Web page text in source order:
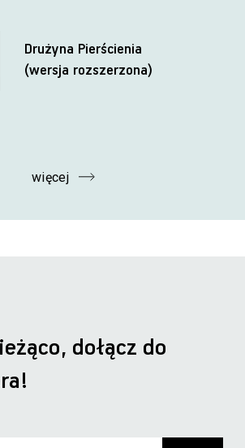
Drużyna Pierścienia
(wersja rozszerzona)
więcej
dołącz do